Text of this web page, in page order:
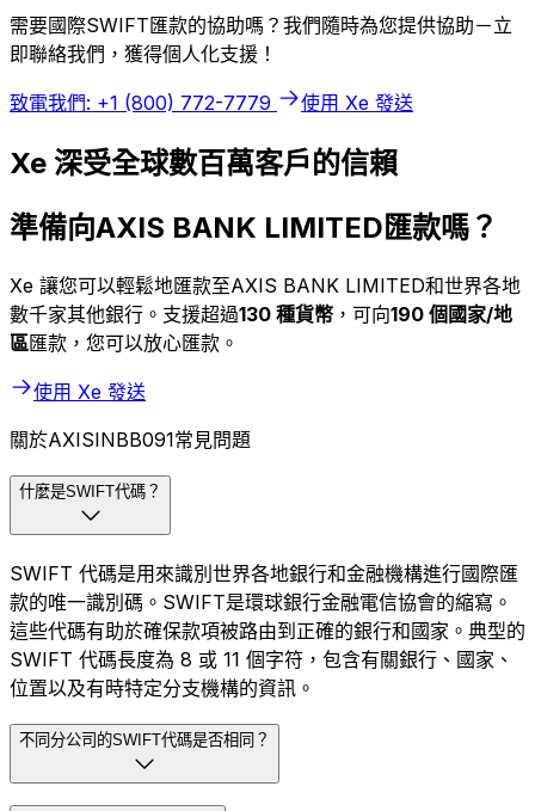
需要國際SWIFT匯款的協助嗎？我們隨時為您提供協助－立
即聯絡我們，獲得個人化支援！
致電我們: +1 (800) 772-7779 使用 Xe 發送
Xe 深受全球數百萬客戶的信賴
準備向AXIS BANK LIMITED匯款嗎？
Xe 讓您可以輕鬆地匯款至AXIS BANK LIMITED和世界各地
數千家其他銀行。支援超過130 種貨幣 ，可向190 個國家/地
區匯款，您可以放心匯款。
使用 Xe 發送
關於AXISINBB091常見問題
什麼是SWIFT代碼？
SWIFT 代碼是用來識別世界各地銀行和金融機構進行國際匯
款的唯一識別碼。SWIFT是環球銀行金融電信協會的縮寫。
這些代碼有助於確保款項被路由到正確的銀行和國家。典型的
SWIFT 代碼長度為 8 或 11 個字符，包含有關銀行、國家、
位置以及有時特定分支機構的資訊。
不同分公司的SWIFT代碼是否相同？